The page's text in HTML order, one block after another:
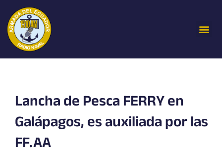
contenido
Lancha de Pesca FERRY en
Galápagos, es auxiliada por las
FF.AA